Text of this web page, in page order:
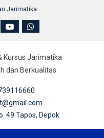
Jarimatika
Kursus Jarimatika
dan Berkualitas
49 Tapos, Depok